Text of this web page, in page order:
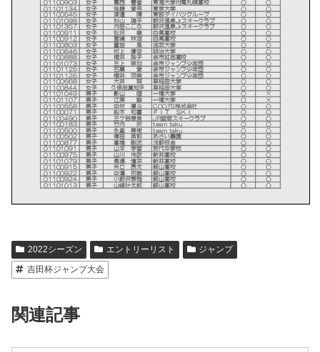
2022シーズン エントリーリスト
ジャンプ
吉田杯ジャンプ大会
関連記事